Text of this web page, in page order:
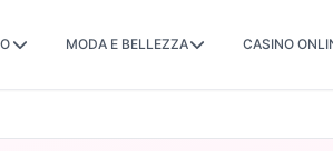
MODA E BELLEZZA CASINO